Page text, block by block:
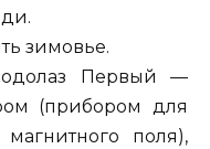
зимовье.
Первый —
(прибором для
поля),